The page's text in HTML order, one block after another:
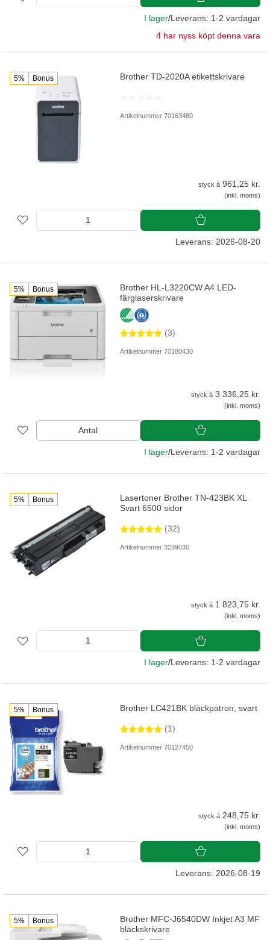
I lager/Leverans: 1-2 vardagar
4 har nyss köpt denna vara
5% Bonus Brother TD-2020A etikettskrivare
Artikelnummer 70163480
styck á 961,25 kr.
(inkl. moms)
Leverans: 2026-08-20
5% Bonus
Brother HL-L3220CW A4 LED-
färglaserskrivare
(3)
Artikelnummer 70180430
styck á 3 336,25 kr.
(inkl. moms)
Antal
I lager/Leverans: 1-2 vardagar
5% Bonus
Lasertoner Brother TN-423BK XL
Svart 6500 sidor
(32)
Artikelnummer 3239030
styck á 1 823,75 kr.
(inkl. moms)
I lager/Leverans: 1-2 vardagar
5% Bonus Brother LC421BK bläckpatron, svart
(1)
Artikelnummer 70127450
styck á 248,75 kr.
(inkl. moms)
Leverans: 2026-08-19
5% Bonus
Brother MFC-J6540DW Inkjet A3 MF
bläckskrivare